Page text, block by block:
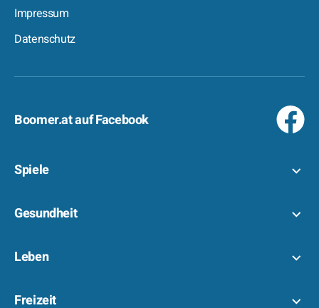
Impressum
Datenschutz
Boomer.at auf Facebook
Spiele
Gesundheit
Leben
Freizeit